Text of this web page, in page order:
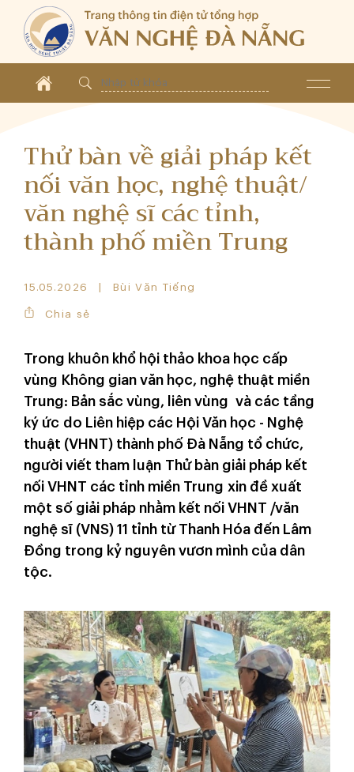
Thử bàn về giải pháp kết
nối văn học, nghệ thuật/
văn nghệ sĩ các tỉnh,
thành phố miền Trung
15.05.2026 Bùi Văn Tiếng
Chia sẻ
Trong khuôn khổ hội thảo khoa học cấp
vùng Không gian văn học, nghệ thuật miền
Trung: Bản sắc vùng, liên vùng và các tầng
ký ức do Liên hiệp các Hội Văn học - Nghệ
thuật (VHNT) thành phố Đà Nẵng tổ chức,
người viết tham luận Thử bàn giải pháp kết
nối VHNT các tỉnh miền Trung xin đề xuất
một số giải pháp nhằm kết nối VHNT /văn
nghệ sĩ (VNS) 11 tỉnh từ Thanh Hóa đến Lâm
Đồng trong kỷ nguyên vươn mình của dân
tộc.